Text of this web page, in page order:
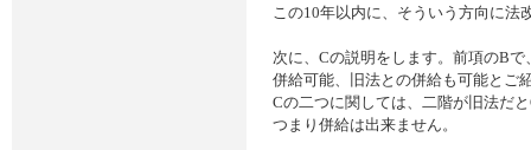
この10年以内に、そういう方向に法
次に、Cの説明をします。前項のB
併給可能、旧法との併給も可能とご
Cの二つに関しては、二階が旧法だ
つまり併給は出来ません。